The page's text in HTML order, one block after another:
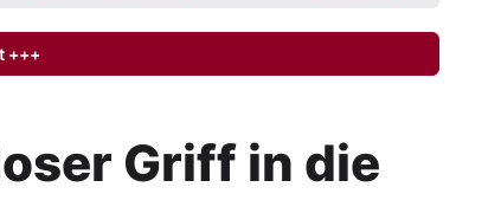
+++
Griff in die